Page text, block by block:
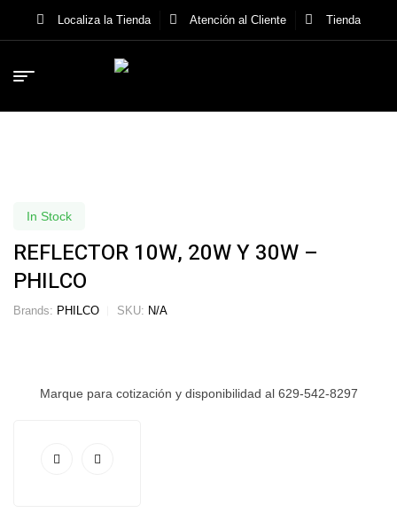
Localiza la Tienda Atención al Cliente Tienda
In Stock
REFLECTOR 10W, 20W Y 30W –
PHILCO
Brands: PHILCO SKU: N/A
Marque para cotización y disponibilidad al 629-542-8297